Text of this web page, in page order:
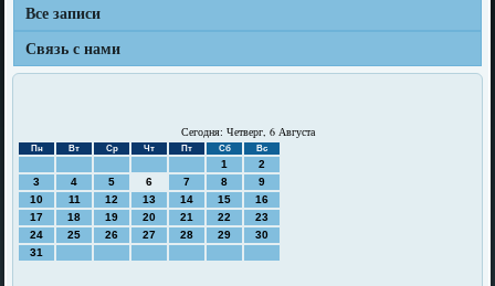
Все записи
Связь с нами
Сегодня: Четверг, 6 Августа
Пн Вт Ср Чт Пт Сб Вс
1
2
3
4 5 6 7 8
9
10
11 12 13 14 15
16
17
18 19 20 21 22
23
24
25 26 27 28 29
30
31